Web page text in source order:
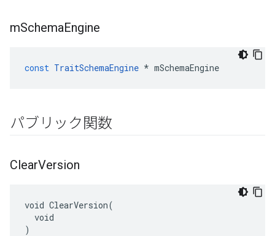
mSchemaEngine
const TraitSchemaEngine * mSchemaEngine
パブリック関数
ClearVersion
void ClearVersion(
  void
)